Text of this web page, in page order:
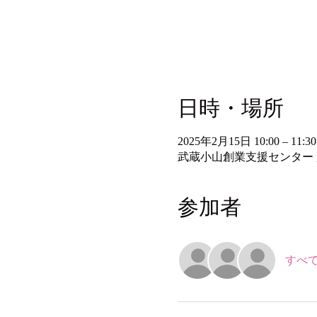
日時・場所
2025年2月15日 10:00 – 11:30
武蔵小山創業支援センター ,
参加者
すべ